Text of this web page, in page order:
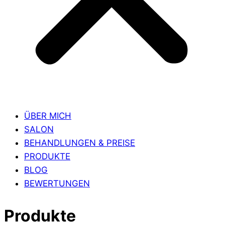
ÜBER MICH
SALON
BEHANDLUNGEN & PREISE
PRODUKTE
BLOG
BEWERTUNGEN
Produkte